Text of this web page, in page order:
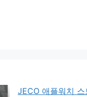
JECO 애플워치